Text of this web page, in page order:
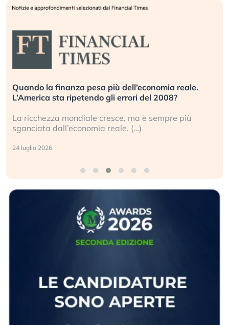
Quando la finanza pesa più dell’economia reale.
L’America sta ripetendo gli errori del 2008?
La ricchezza mondiale cresce, ma è sempre più
sganciata dall’economia reale. (…)
24 luglio 2026